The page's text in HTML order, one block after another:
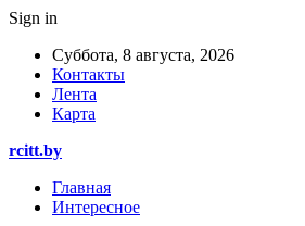
Sign in
Суббота, 8 августа, 2026
Контакты
Лента
Карта
rcitt.by
Главная
Интересное